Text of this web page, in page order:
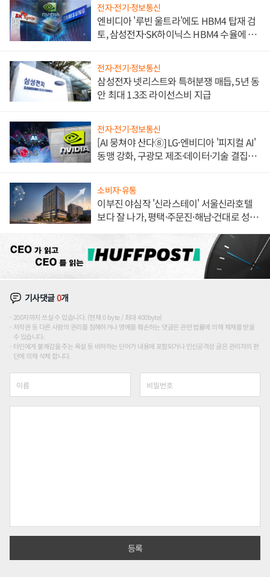
전자·전기·정보통신
엔비디아 '루빈 울트라'에도 HBM4 탑재 검
토, 삼성전자·SK하이닉스 HBM4 수율에 주
전자·전기·정보통신
삼성전자 넷리스트와 특허분쟁 매듭, 5년 동
안 최대 1.3조 라이선스비 지급
전자·전기·정보통신
[AI 뭉쳐야 산다⑧] LG·엔비디아 '피지컬 AI'
동맹 강화, 구광모 제조·데이터·기술 결집
소비자·유통
이부진 야심작 '신라스테이' 서울신라호텔
보다 잘 나가, 평택·주문진·해남·건대로 성
기사댓글0개
200자까지 쓰실 수 있습니다. (현재 0 byte / 최대 400byte)
저작권 등 다른 사람의 권리를 침해하거나 명예를 훼손하는 댓글은 관련 법률에 의해 제재를 받을
수 있습니다.
타인에게 불쾌감을 주는 욕설 등 비하하는 단어가 내용에 포함되거나 인신공격성 글은 관리자의 판
단에 의해 삭제 합니다.